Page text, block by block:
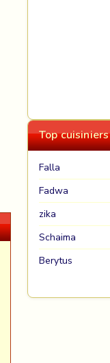
Top cuisiniers
Falla
Fadwa
zika
Schaima
Berytus